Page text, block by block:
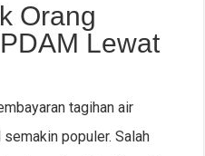
Orang
Lewat
tagihan air
populer. Salah